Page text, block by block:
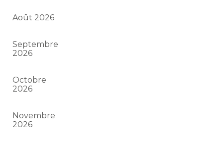
Août 2026
Septembre
2026
Octobre
2026
Novembre
2026